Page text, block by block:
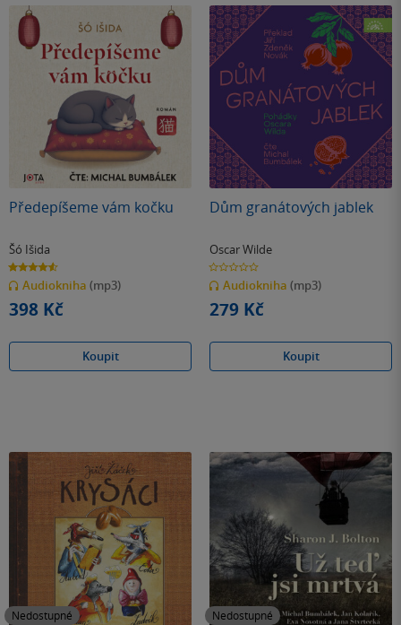
Předepíšeme vám kočku
Šó Išida
4.6
z
5
hvězdiček
Audiokniha (mp3)
398 Kč
Koupit
Dům granátových jablek
Oscar Wilde
0.0
z
5
hvězdiček
Audiokniha (mp3)
279 Kč
Koupit
Nedostupné Nedostupné